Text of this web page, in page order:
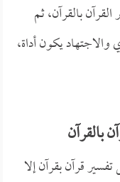
بالقرآن، ثم
والاجتهاد يكون أداة،
بالقرآن
قرآن بقرآن إلا